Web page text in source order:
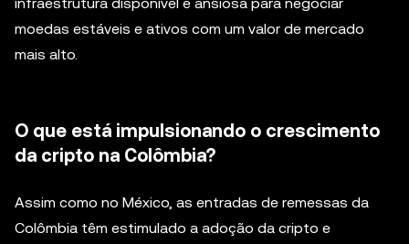
moedas estáveis e ativos com um valor de mercado
mais alto.
O que está impulsionando o crescimento
da cripto na Colômbia?
Assim como no México, as entradas de remessas da
Colômbia têm estimulado a adoção da cripto e